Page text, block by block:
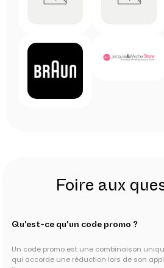
Foire aux
Qu'est-ce qu'un code promo ?
Un code promo est une combinaison
qui accorde une réduction lors de son